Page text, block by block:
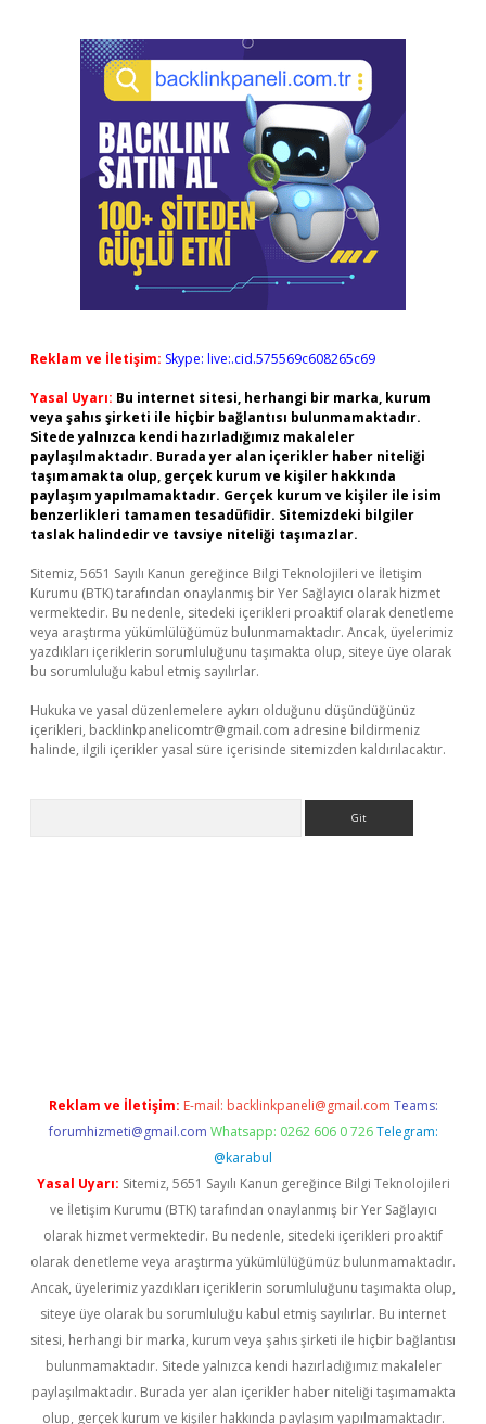
Reklam ve İletişim: Skype: live:.cid.575569c608265c69
Yasal Uyarı: Bu internet sitesi, herhangi bir marka, kurum
veya şahıs şirketi ile hiçbir bağlantısı bulunmamaktadır.
Sitede yalnızca kendi hazırladığımız makaleler
paylaşılmaktadır. Burada yer alan içerikler haber niteliği
taşımamakta olup, gerçek kurum ve kişiler hakkında
paylaşım yapılmamaktadır. Gerçek kurum ve kişiler ile isim
benzerlikleri tamamen tesadüfidir. Sitemizdeki bilgiler
taslak halindedir ve tavsiye niteliği taşımazlar.
Sitemiz, 5651 Sayılı Kanun gereğince Bilgi Teknolojileri ve İletişim
Kurumu (BTK) tarafından onaylanmış bir Yer Sağlayıcı olarak hizmet
vermektedir. Bu nedenle, sitedeki içerikleri proaktif olarak denetleme
veya araştırma yükümlülüğümüz bulunmamaktadır. Ancak, üyelerimiz
yazdıkları içeriklerin sorumluluğunu taşımakta olup, siteye üye olarak
bu sorumluluğu kabul etmiş sayılırlar.
Hukuka ve yasal düzenlemelere aykırı olduğunu düşündüğünüz
içerikleri, backlinkpanelicomtr@gmail.com adresine bildirmeniz
halinde, ilgili içerikler yasal süre içerisinde sitemizden kaldırılacaktır.
Reklam ve İletişim: E-mail: backlinkpaneli@gmail.com Teams:
forumhizmeti@gmail.com Whatsapp: 0262 606 0 726 Telegram:
@karabul
Yasal Uyarı: Sitemiz, 5651 Sayılı Kanun gereğince Bilgi Teknolojileri
ve İletişim Kurumu (BTK) tarafından onaylanmış bir Yer Sağlayıcı
olarak hizmet vermektedir. Bu nedenle, sitedeki içerikleri proaktif
olarak denetleme veya araştırma yükümlülüğümüz bulunmamaktadır.
Ancak, üyelerimiz yazdıkları içeriklerin sorumluluğunu taşımakta olup,
siteye üye olarak bu sorumluluğu kabul etmiş sayılırlar. Bu internet
sitesi, herhangi bir marka, kurum veya şahıs şirketi ile hiçbir bağlantısı
bulunmamaktadır. Sitede yalnızca kendi hazırladığımız makaleler
paylaşılmaktadır. Burada yer alan içerikler haber niteliği taşımamakta
olup, gerçek kurum ve kişiler hakkında paylaşım yapılmamaktadır.